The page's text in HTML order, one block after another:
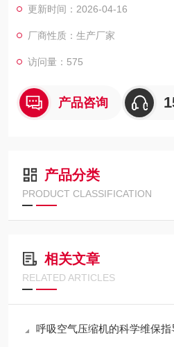
MCH30系列
MCH42系列
更新时间：2026-04-16
厂商性质：生产厂家
访问量：575
产品咨询
产品分类
PRODUCT CLASSIFICATION
相关文章
RELATED ARTICLES
呼吸空气压缩机的科学维保指